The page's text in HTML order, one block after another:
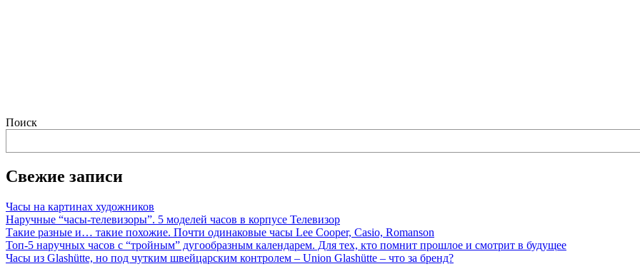
Поиск
Свежие записи
Часы на картинах художников
Наручные “часы-телевизоры”. 5 моделей часов в корпусе Телевизор
Такие разные и… такие похожие. Почти одинаковые часы Lee Cooper, Casio, Romanson
Топ-5 наручных часов с “тройным” дугообразным календарем. Для тех, кто помнит прошлое и смотрит в будущее
Часы из Glashütte, но под чутким швейцарским контролем – Union Glashütte – что за бренд?